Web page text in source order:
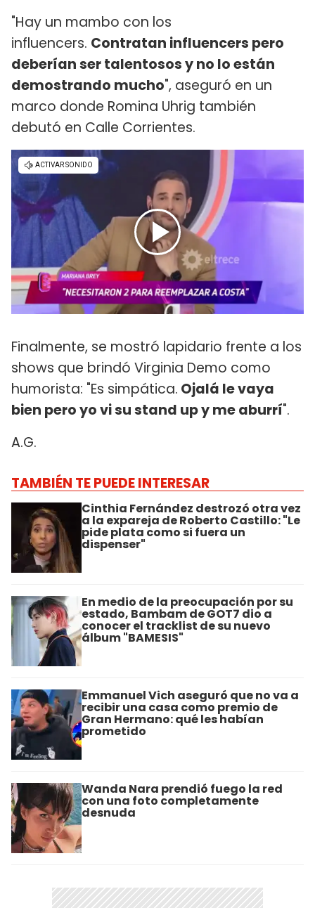
"Hay un mambo con los
influencers. Contratan influencers pero
deberían ser talentosos y no lo están
demostrando mucho", aseguró en un
marco donde Romina Uhrig también
debutó en Calle Corrientes.
Finalmente, se mostró lapidario frente a los
shows que brindó Virginia Demo como
humorista: "Es simpática. Ojalá le vaya
bien pero yo vi su stand up y me aburrí".
A.G.
TAMBIÉN TE PUEDE INTERESAR
Cinthia Fernández destrozó otra vez
a la expareja de Roberto Castillo: "Le
pide plata como si fuera un
dispenser"
En medio de la preocupación por su
estado, Bambam de GOT7 dio a
conocer el tracklist de su nuevo
álbum "BAMESIS"
Emmanuel Vich aseguró que no va a
recibir una casa como premio de
Gran Hermano: qué les habían
prometido
Wanda Nara prendió fuego la red
con una foto completamente
desnuda